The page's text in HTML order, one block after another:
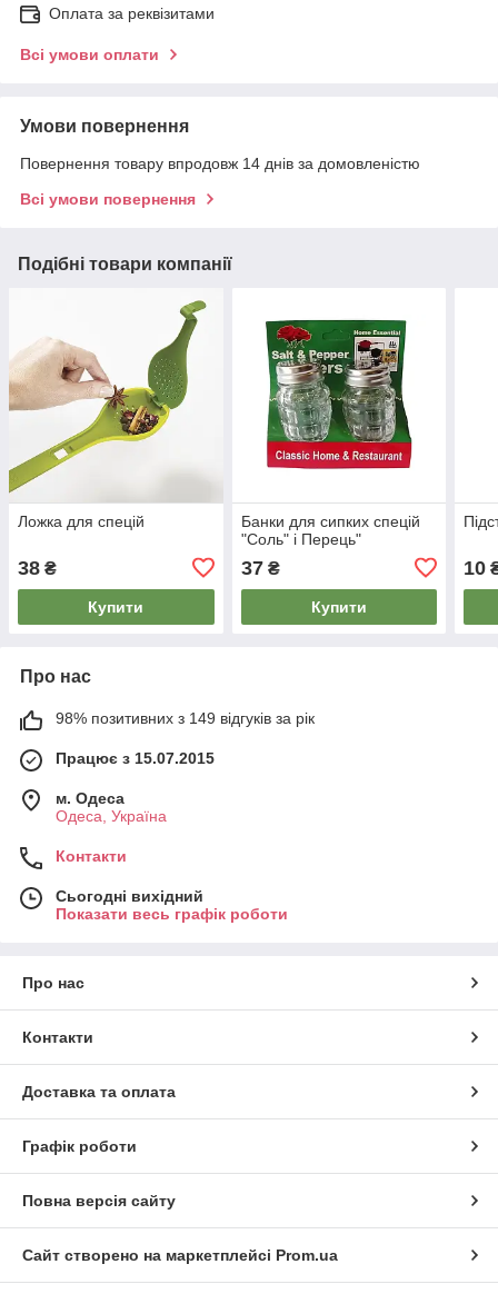
Оплата за реквізитами
Всі умови оплати
Умови повернення
Повернення товару впродовж 14 днів за домовленістю
Всі умови повернення
Подібні товари компанії
Ложка для спецій
38 ₴
Купити
Банки для сипких спецій
"Соль" і Перець"
37₴
Купити
10
Про нас
98% позитивних з 149 відгуків за рік
Працює з 15.07.2015
м. Одеса
Одеса, Україна
Контакти
Сьогодні вихідний
Показати весь графік роботи
Про нас
Контакти
Доставка та оплата
Графік роботи
Повна версія сайту
Сайт створено на маркетплейсі Prom.ua